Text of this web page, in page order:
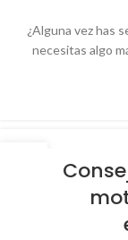
¿Alguna vez has
necesitas algo